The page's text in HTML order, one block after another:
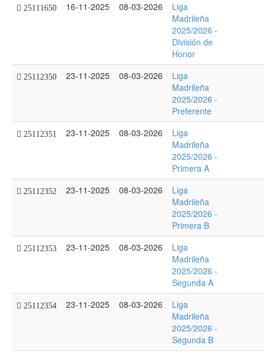
25111650 16-11-2025 08-03-2026
Liga
Madrileña
2025/2026 -
División de
Honor
25112350 23-11-2025 08-03-2026
Liga
Madrileña
2025/2026 -
Preferente
25112351 23-11-2025 08-03-2026
Liga
Madrileña
2025/2026 -
Primera A
25112352 23-11-2025 08-03-2026
Liga
Madrileña
2025/2026 -
Primera B
25112353 23-11-2025 08-03-2026
Liga
Madrileña
2025/2026 -
Segunda A
25112354 23-11-2025 08-03-2026
Liga
Madrileña
2025/2026 -
Segunda B